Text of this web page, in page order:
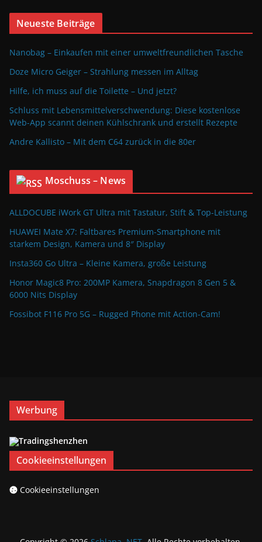
Neueste Beiträge
Nanobag – Einkaufen mit einer umweltfreundlichen Tasche
Doze Micro Geiger – Strahlung messen im Alltag
Hilfe, ich muss auf die Toilette – Und jetzt?
Schluss mit Lebensmittelverschwendung: Diese kostenlose
Web-App scannt deinen Kühlschrank und erstellt Rezepte
Andre Kallisto – Mit dem C64 zurück in die 80er
Moschuss – News
ALLDOCUBE iWork GT Ultra mit Tastatur, Stift & Top-Leistung
HUAWEI Mate X7: Faltbares Premium-Smartphone mit
starkem Design, Kamera und 8″ Display
Insta360 Go Ultra – Kleine Kamera, große Leistung
Honor Magic8 Pro: 200MP Kamera, Snapdragon 8 Gen 5 &
6000 Nits Display
Fossibot F116 Pro 5G – Rugged Phone mit Action-Cam!
Werbung
Cookieeinstellungen
Cookieeinstellungen